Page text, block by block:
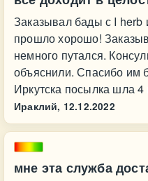
Заказывал бады с I
прошло хорошо!
немного путался.
объяснили. Спасибо им
Иркутска посылка шла 4
Ираклий, 12.12.2022
мне эта служба